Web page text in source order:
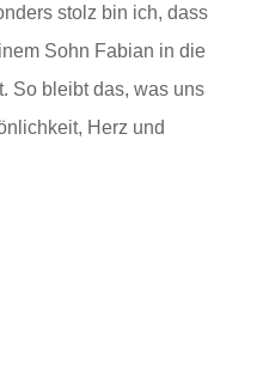
stolz bin ich, dass
Sohn Fabian in die
So bleibt das, was uns
Herz und